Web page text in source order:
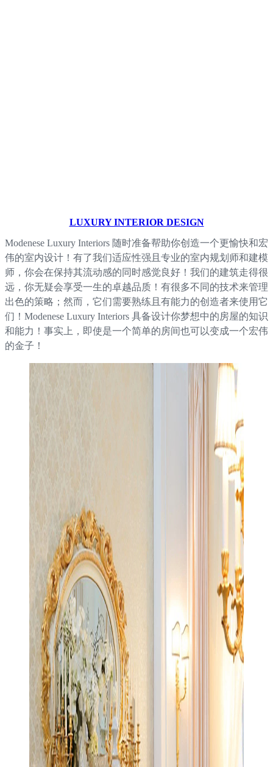
LUXURY INTERIOR DESIGN
Modenese Luxury Interiors 随时准备帮助你创造一个更愉快和宏
伟的室内设计！有了我们适应性强且专业的室内规划师和建模
师，你会在保持其流动感的同时感觉良好！我们的建筑走得很
远，你无疑会享受一生的卓越品质！有很多不同的技术来管理
出色的策略；然而，它们需要熟练且有能力的创造者来使用它
们！Modenese Luxury Interiors 具备设计你梦想中的房屋的知识
和能力！事实上，即使是一个简单的房间也可以变成一个宏伟
的金子！